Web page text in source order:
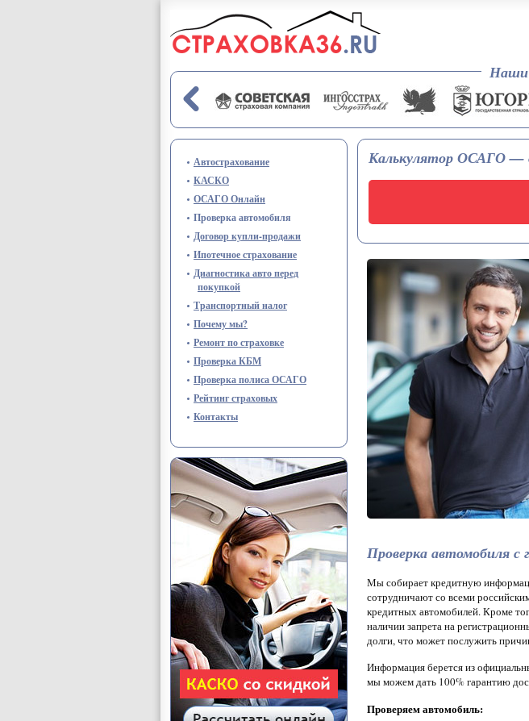
Наши
Автострахование
КАСКО
ОСАГО Онлайн
Проверка автомобиля
Договор купли-продажи
Ипотечное страхование
Диагностика авто перед
покупкой
Транспортный налог
Почему мы?
Ремонт по страховке
Проверка КБМ
Проверка полиса ОСАГО
Рейтинг страховых
Контакты
Калькулятор ОСАГО —
Проверка автомобиля с
Мы собирает кредитную
сотрудничают со всеми
кредитных автомобилей. Кроме
наличии запрета на
долги, что может послужить
Информация берется из
мы можем дать 100% гарантию
Проверяем автомобиль: